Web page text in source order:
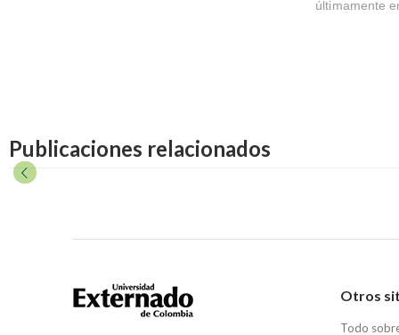
últimamente
Publicaciones relacionados
Otros
Todo